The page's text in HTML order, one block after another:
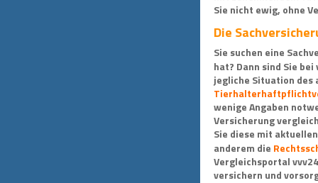
Sie nicht ewig, ohne
Die
Sie suchen eine
hat? Dann sind Sie
jegliche Situation des
wenige Angaben
Versicherung
Sie diese mit
anderem die
Vergleichsportal
versichern und